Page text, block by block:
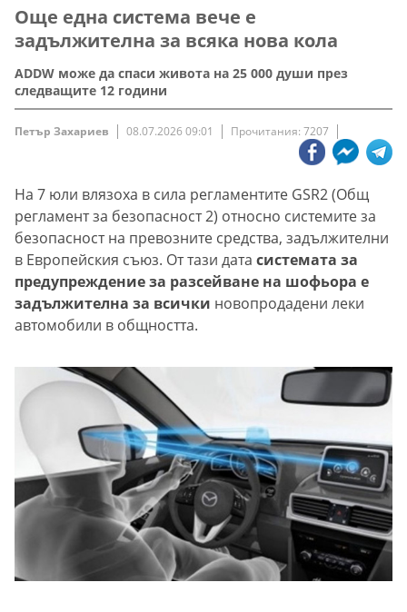
Още една система вече е
задължителна за всяка нова кола
ADDW може да спаси живота на 25 000 души през
следващите 12 години
Петър Захариев 08.07.2026 09:01 Прочитания: 7207
На 7 юли влязоха в сила регламентите GSR2 (Общ
регламент за безопасност 2) относно системите за
безопасност на превозните средства, задължителни
в Европейския съюз. От тази дата системата за
предупреждение за разсейване на шофьора е
задължителна за всички новопродадени леки
автомобили в общността.